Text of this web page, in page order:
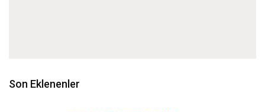
Son Eklenenler